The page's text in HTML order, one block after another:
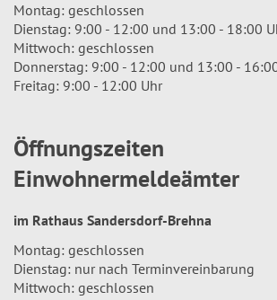
Montag: geschlossen
Dienstag: 9:00 - 12:00 und 13:00 - 18:00
Mittwoch: geschlossen
Donnerstag: 9:00 - 12:00 und 13:00 -
Freitag: 9:00 - 12:00 Uhr
Öffnungszeiten
Einwohnermeldeämter
im Rathaus Sandersdorf-Brehna
Montag: geschlossen
Dienstag: nur nach Terminvereinbarung
Mittwoch: geschlossen